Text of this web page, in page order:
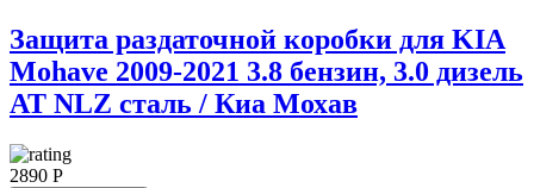
Защита раздаточной коробки для KIA
Mohave 2009-2021 3.8 бензин, 3.0 дизель
АТ NLZ сталь / Киа Мохав
2890 P